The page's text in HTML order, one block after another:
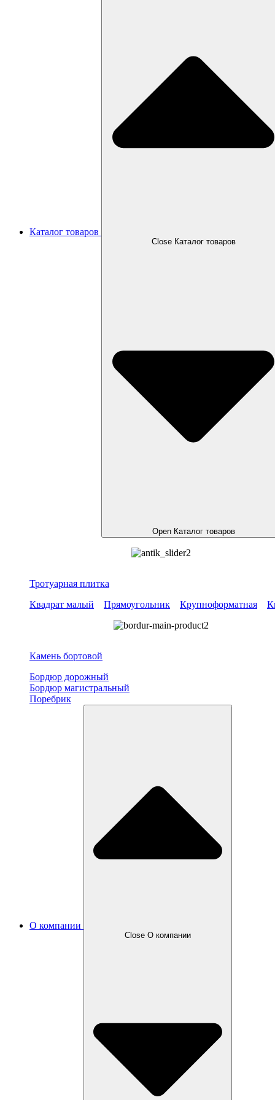
Каталог товаров
Close Каталог товаров
Open Каталог товаров
Тротуарная плитка
Квадрат малый
Прямоугольник Крупноформатная
Камень бортовой
Бордюр дорожный
Бордюр магистральный
Поребрик
О компании
Close О компании